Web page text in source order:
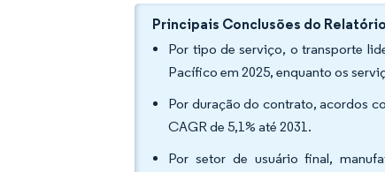
Principais Conclusões do Relatório
Por tipo de serviço, o transporte
Pacífico em 2025, enquanto os
Por duração do contrato, acordos
CAGR de 5,1% até 2031.
Por setor de usuário final,